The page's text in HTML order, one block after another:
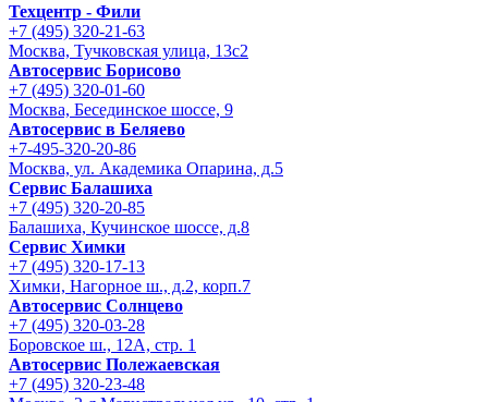
Техцентр - Фили
+7 (495) 320-21-63
Москва, Тучковская улица, 13с2
Автосервис Борисово
+7 (495) 320-01-60
Москва, Бесединское шоссе, 9
Автосервис в Беляево
+7-495-320-20-86
Москва, ул. Академика Опарина, д.5
Сервис Балашиха
+7 (495) 320-20-85
Балашиха, Кучинское шоссе, д.8
Сервис Химки
+7 (495) 320-17-13
Химки, Нагорное ш., д.2, корп.7
Автосервис Солнцево
+7 (495) 320-03-28
Боровское ш., 12А, стр. 1
Автосервис Полежаевская
+7 (495) 320-23-48